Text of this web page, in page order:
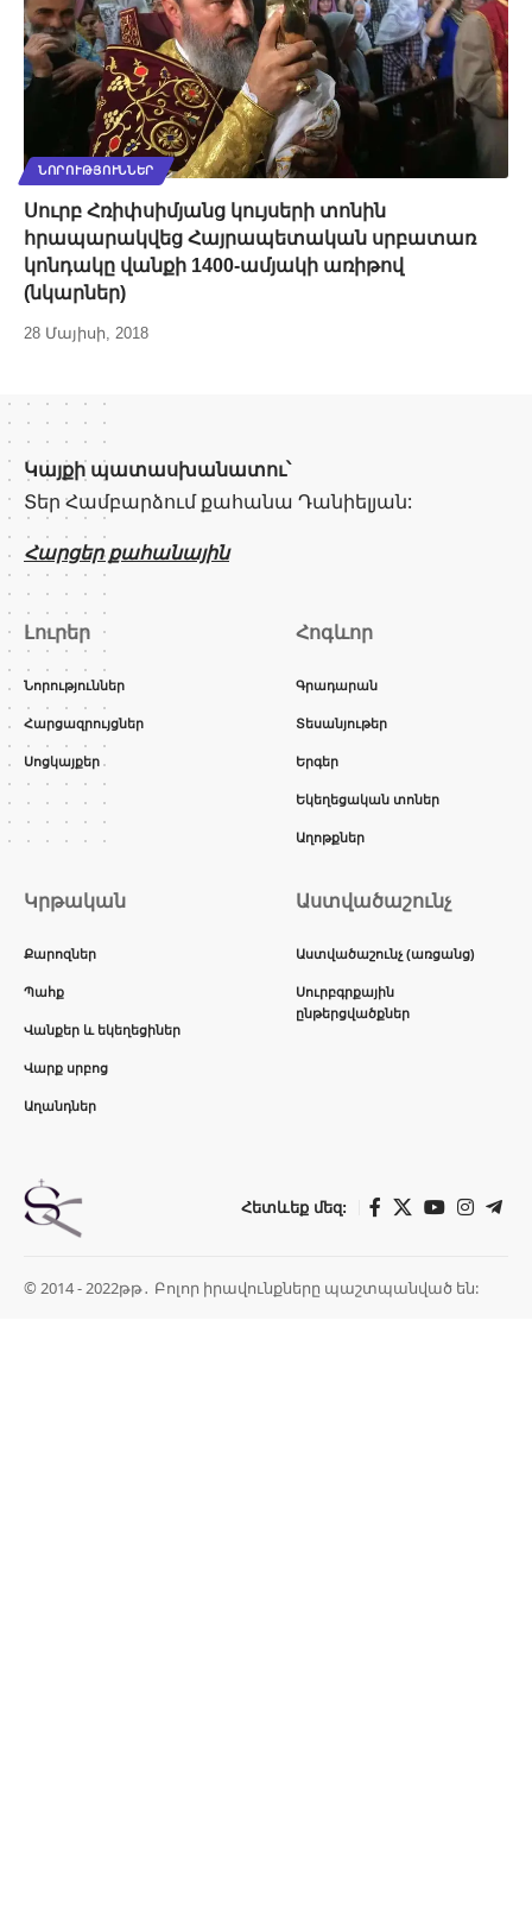
ՆՈՐՈՒԹՅՈՒՆՆԵՐ
Սուրբ Հռիփսիմյանց կույսերի տոնին
հրապարակվեց Հայրապետական սրբատառ
կոնդակը վանքի 1400-ամյակի առիթով
(նկարներ)
28 Մայիսի, 2018
Կայքի պատասխանատու՝
Տեր Համբարձում քահանա Դանիելյան:
Հարցեր քահանային
Լուրեր
Նորություններ
Հարցազրույցներ
Սոցկայքեր
Հոգևոր
Գրադարան
Տեսանյութեր
Երգեր
Եկեղեցական տոներ
Աղոթքներ
Կրթական
Քարոզներ
Պահք
Վանքեր և եկեղեցիներ
Վարք սրբոց
Աղանդներ
Աստվածաշունչ
Աստվածաշունչ (առցանց)
Սուրբգրքային
ընթերցվածքներ
Հետևեք մեզ:
© 2014 - 2022թթ․ Բոլոր իրավունքները պաշտպանված են: